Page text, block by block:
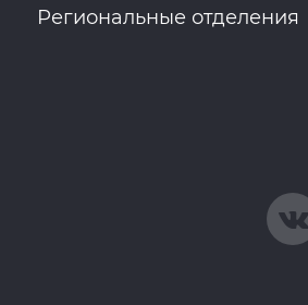
Региональные отделения